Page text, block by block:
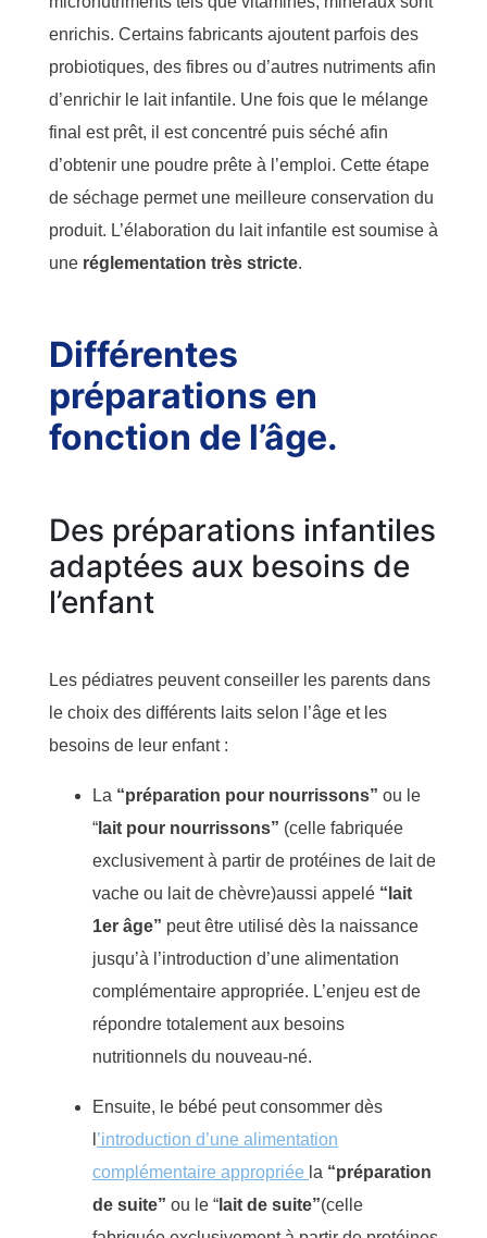
enrichis. Certains fabricants ajoutent parfois des
probiotiques, des fibres ou d’autres nutriments afin
d’enrichir le lait infantile. Une fois que le mélange
final est prêt, il est concentré puis séché afin
d’obtenir une poudre prête à l’emploi. Cette étape
de séchage permet une meilleure conservation du
produit. L’élaboration du lait infantile est soumise à
une réglementation très stricte.
Différentes
préparations en
fonction de l’âge.
Des préparations infantiles
adaptées aux besoins de
l’enfant
Les pédiatres peuvent conseiller les parents dans
le choix des différents laits selon l’âge et les
besoins de leur enfant :
La “préparation pour nourrissons” ou le
“ lait pour nourrissons” (celle fabriquée
exclusivement à partir de protéines de lait de
vache ou lait de chèvre)aussi appelé “ lait
1er âge” peut être utilisé dès la naissance
jusqu’à l’introduction d’une alimentation
complémentaire appropriée. L’enjeu est de
répondre totalementaux besoins
nutritionnels du nouveau-né.
Ensuite, le bébé peut consommer dès
’introduction d’une alimentation
complémentaire appropriée a “préparation
de suite” ou le “ lait de suite”(celle